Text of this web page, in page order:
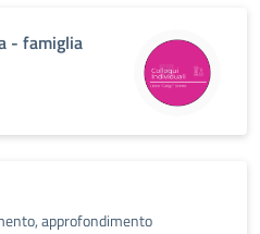
- famiglia
approfondimento